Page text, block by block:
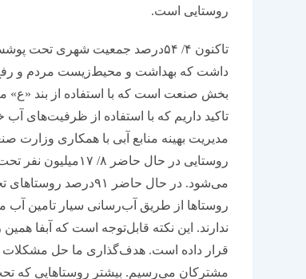
روستایی است.
تاکنون ۴/ ۵۴‌درصد جمعیت شهری
داشت که بهداشت و محیط‌زیست مردم و رفع
تاکید داریم که با استفاده از
مدیریت بهینه منابع آبی با همکاری وزارت
ندارند. این نکته قابل‌توجه است که آبفا
مشترکان می‌رسیم. بیشتر روستاهایی که